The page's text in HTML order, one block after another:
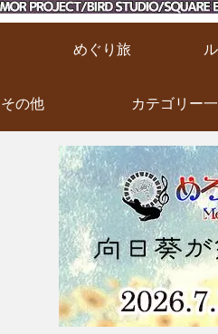
めぐり旅
その他 カテゴリー